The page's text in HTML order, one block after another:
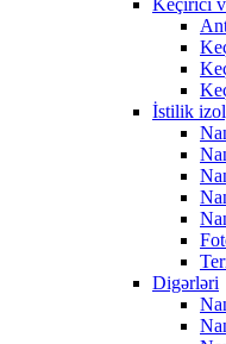
Keçirici
İstilik
Digərləri